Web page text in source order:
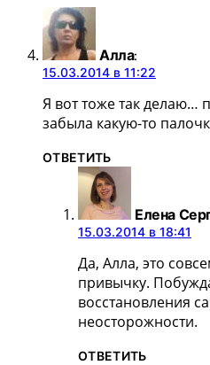
Алла:
15.03.2014 в 11:22
Я вот тоже так делаю…
забыла какую-то
ОТВЕТИТЬ
Елена
15.03.2014 в 18:41
Да, Алла, это
привычку.
восстановления
неосторожности.
ОТВЕТИТЬ